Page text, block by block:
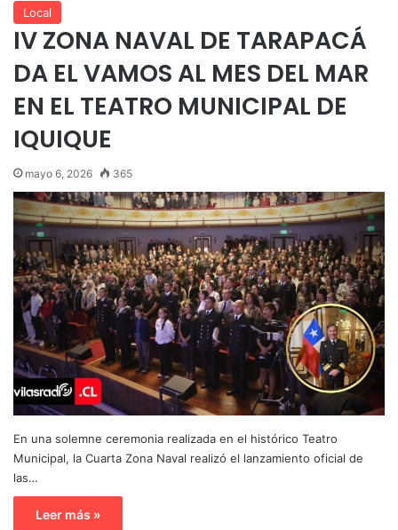
Local
IV ZONA NAVAL DE TARAPACÁ
DA EL VAMOS AL MES DEL MAR
EN EL TEATRO MUNICIPAL DE
IQUIQUE
mayo 6, 2026 365
En una solemne ceremonia realizada en el histórico Teatro
Municipal, la Cuarta Zona Naval realizó el lanzamiento oficial de
las…
Leer más »